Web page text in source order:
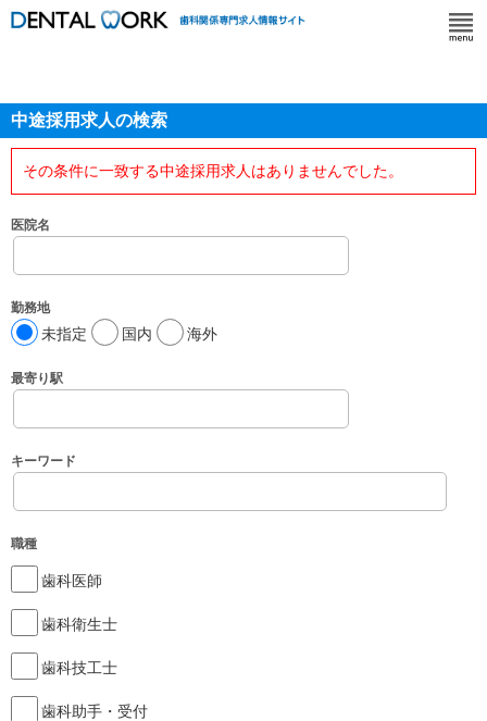
中途採用求人の検索
その条件に一致する中途採用求人はありませんでした。
医院名
勤務地
未指定 国内 海外
最寄り駅
キーワード
職種
歯科医師
歯科衛生士
歯科技工士
歯科助手・受付